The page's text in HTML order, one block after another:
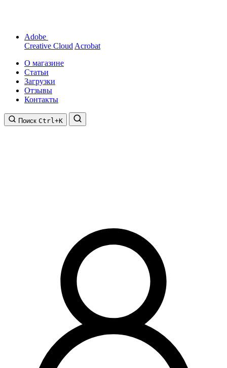
Adobe
Creative Cloud Acrobat
О магазине
Статьи
Загрузки
Отзывы
Контакты
Поиск Ctrl+K